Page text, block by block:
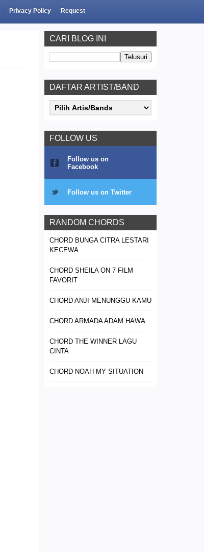
Privacy Policy Request
CARI BLOG INI
DAFTAR ARTIST/BAND
FOLLOW US
Follow us on
Facebook
Follow us on Twitter
RANDOM CHORDS
CHORD BUNGA CITRA LESTARI
KECEWA
CHORD SHEILA ON 7 FILM
FAVORIT
CHORD ANJI MENUNGGU KAMU
CHORD ARMADA ADAM HAWA
CHORD THE WINNER LAGU
CINTA
CHORD NOAH MY SITUATION